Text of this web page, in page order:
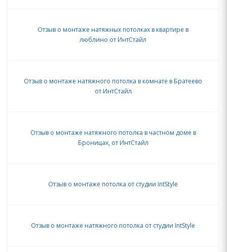
Отзыв о монтаже натяжных потолках в квартире в
люблино от ИнтСтайл
Отзыв о монтаже натяжного потолка в комнате в Братеево
от ИнтСтайл
Отзыв о монтаже натяжного потолка в частном доме в
Броницах, от ИнтСтайл
Отзыв о монтаже потолка от студии IntStyle
Отзыв о монтаже натяжного потолка от студии IntStyle